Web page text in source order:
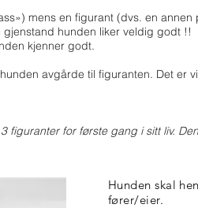
mens en figurant (dvs. en
hunden liker veldig godt !!
kjenner godt.
avgårde til figuranten. Det er
figuranter for første gang i sitt liv.
Hunden skal
fører/eier.